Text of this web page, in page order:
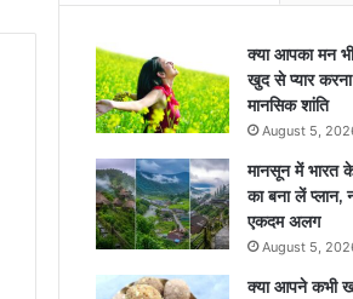
क्या आपका मन
खुद से प्यार
मानसिक शांति
August 5,
मानसून में भारत
का बना लें प्‍लान,
एकदम अलग
August 5,
क्या आपने कभी